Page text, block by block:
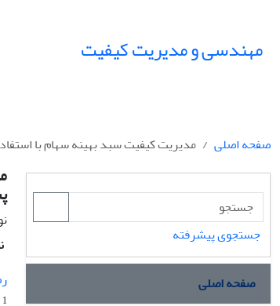
مهندسی و مدیریت کیفیت
صفحه اصلی مدیریت کیفیت سبد بهینه سهام با
1
جستجوی پیشرفته
صفحه اصلی